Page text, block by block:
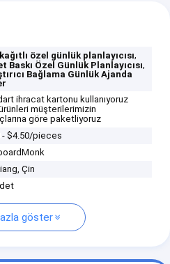
özel günlük planlayıcısı,
Baskı Özel Günlük Planlayıcısı,
Bağlama Günlük Ajanda
ihracat kartonu kullanıyoruz
müşterilerimizin
göre paketliyoruz
- $4.50/pieces
Çin
göster